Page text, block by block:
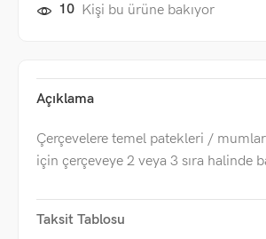
10 Kişi bu ürüne bakıyor
Açıklama
Çerçevelere temel patekleri /
için çerçeveye 2 veya 3 sıra halinde
Taksit Tablosu